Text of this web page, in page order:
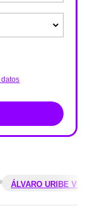
ÁLVARO URIBE